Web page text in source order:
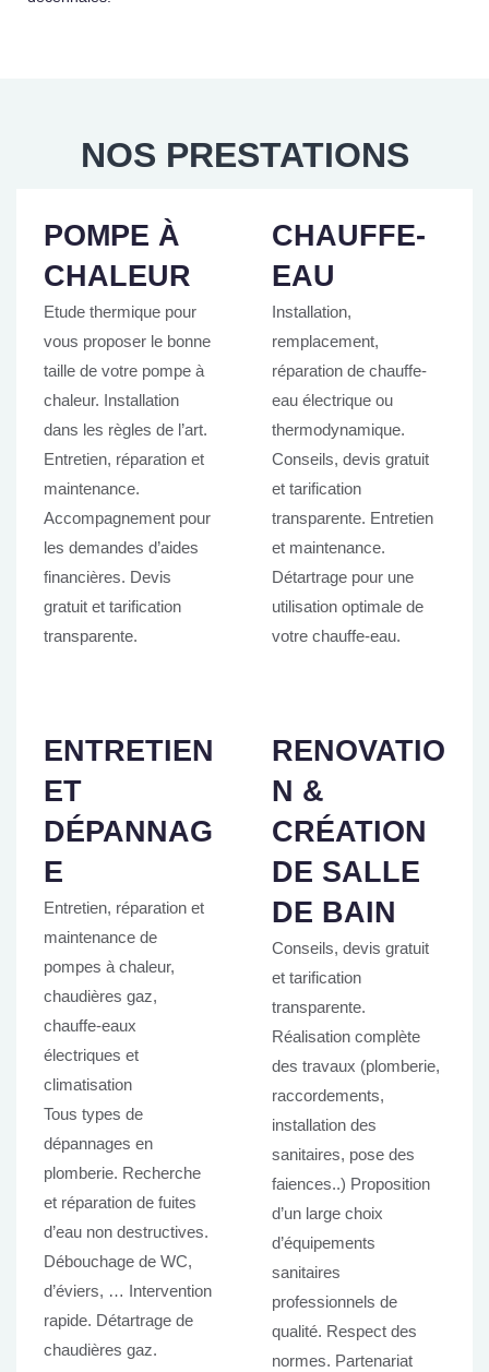
NOS PRESTATIONS
POMPE À
CHALEUR
Etude thermique pour
vous proposer le bonne
taille de votre pompe à
chaleur. Installation
dans les règles de l’art.
Entretien, réparation et
maintenance.
Accompagnement pour
les demandes d’aides
financières. Devis
gratuit et tarification
transparente.
CHAUFFE-
EAU
Installation,
remplacement,
réparation de chauffe-
eau électrique ou
thermodynamique.
Conseils, devis gratuit
et tarification
transparente. Entretien
et maintenance.
Détartrage pour une
utilisation optimale de
votre chauffe-eau.
ENTRETIEN
ET
DÉPANNAG
E
Entretien, réparation et
maintenance de
pompes à chaleur,
chaudières gaz,
chauffe-eaux
électriques et
climatisation
Tous types de
dépannages en
plomberie. Recherche
et réparation de fuites
d’eau non destructives.
Débouchage de WC,
d’éviers, … Intervention
rapide. Détartrage de
chaudières gaz.
RENOVATIO
N &
CRÉATION
DE SALLE
DE BAIN
Conseils, devis gratuit
et tarification
transparente.
Réalisation complète
des travaux (plomberie,
raccordements,
installation des
sanitaires, pose des
faiences..) Proposition
d’un large choix
d’équipements
sanitaires
professionnels de
qualité. Respect des
normes. Partenariat